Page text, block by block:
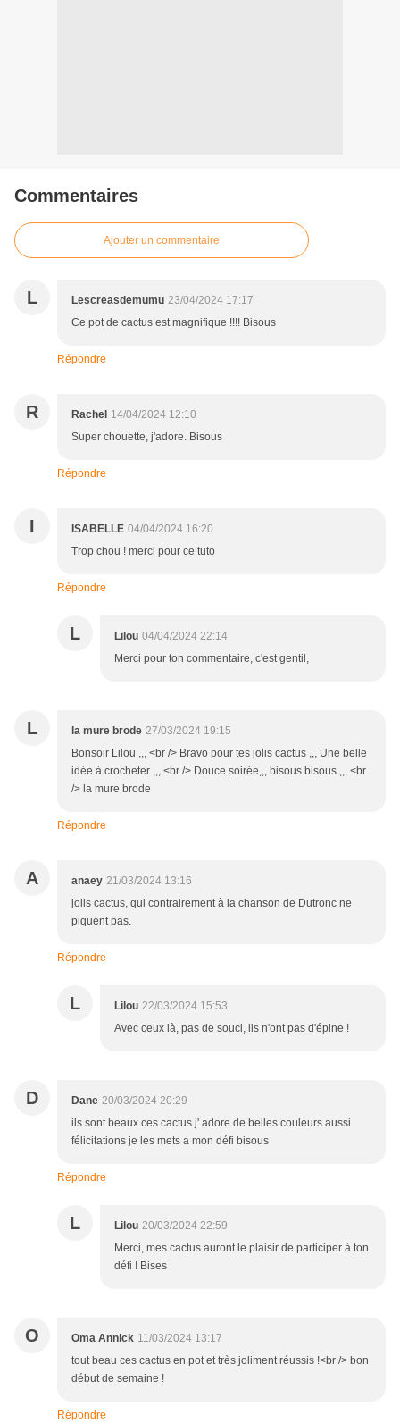
Commentaires
Ajouter un commentaire
L Lescreasdemumu 23/04/2024 17:17
Ce pot de cactus est magnifique !!!! Bisous
Répondre
R Rachel 14/04/2024 12:10
Super chouette, j'adore. Bisous
Répondre
I ISABELLE 04/04/2024 16:20
Trop chou ! merci pour ce tuto
Répondre
L Lilou 04/04/2024 22:14
Merci pour ton commentaire, c'est gentil,
L la mure brode 27/03/2024 19:15
Bonsoir Lilou ,,, <br /> Bravo pour tes jolis cactus ,,, Une belle
idée à crocheter ,,, <br /> Douce soirée,,, bisous bisous ,,, <br
/> la mure brode
Répondre
A anaey 21/03/2024 13:16
jolis cactus, qui contrairement à la chanson de Dutronc ne
piquent pas.
Répondre
L Lilou 22/03/2024 15:53
Avec ceux là, pas de souci, ils n'ont pas d'épine !
D Dane 20/03/2024 20:29
ils sont beaux ces cactus j' adore de belles couleurs aussi
félicitations je les mets a mon défi bisous
Répondre
L Lilou 20/03/2024 22:59
Merci, mes cactus auront le plaisir de participer à ton
défi ! Bises
O Oma Annick 11/03/2024 13:17
tout beau ces cactus en pot et très joliment réussis !<br /> bon
début de semaine !
Répondre